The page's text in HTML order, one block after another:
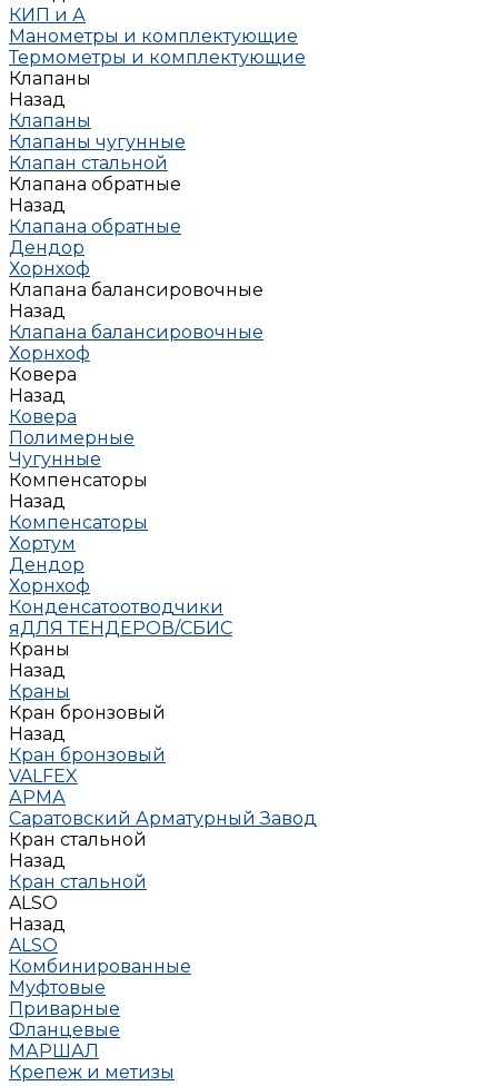
КИП и А
Манометры и комплектующие
Термометры и комплектующие
Клапаны
Назад
Клапаны
Клапаны чугунные
Клапан стальной
Клапана обратные
Назад
Клапана обратные
Дендор
Хорнхоф
Клапана балансировочные
Назад
Клапана балансировочные
Хорнхоф
Ковера
Назад
Ковера
Полимерные
Чугунные
Компенсаторы
Назад
Компенсаторы
Хортум
Дендор
Хорнхоф
Конденсатоотводчики
яДЛЯ ТЕНДЕРОВ/СБИС
Краны
Назад
Краны
Кран бронзовый
Назад
Кран бронзовый
VALFEX
АРМА
Саратовский Арматурный Завод
Кран стальной
Назад
Кран стальной
ALSO
Назад
ALSO
Комбинированные
Муфтовые
Приварные
Фланцевые
МАРШАЛ
Крепеж и метизы